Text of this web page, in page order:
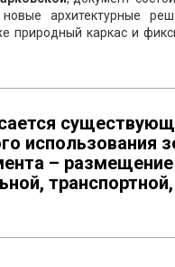
архитектурные
природный каркас и
использования
–